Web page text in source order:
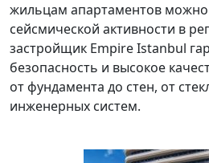
жильцам апартаментов можно
сейсмической активности в
застройщик Empire Istanbul
безопасность и высокое
от фундамента до стен, от
инженерных систем.